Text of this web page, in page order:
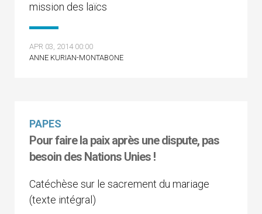
mission des laïcs
APR 03, 2014 00:00
ANNE KURIAN-MONTABONE
PAPES
Pour faire la paix après une dispute, pas
besoin des Nations Unies !
Catéchèse sur le sacrement du mariage
(texte intégral)